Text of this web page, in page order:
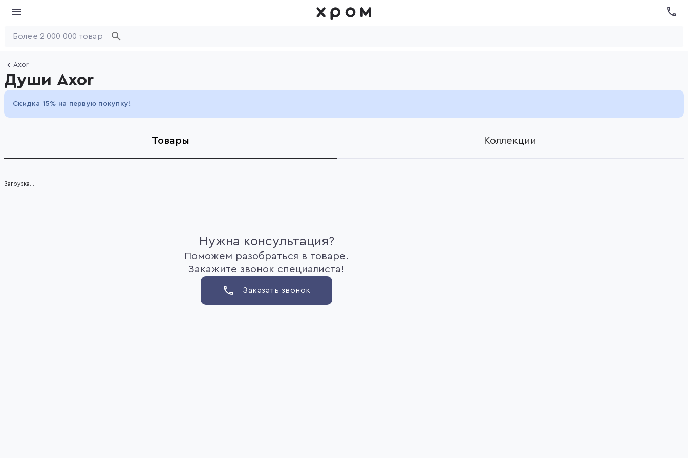
Axor
Души Axor
Скидка 15% на первую покупку!
Товары Коллекции
Загрузка...
Нужна консультация?
Поможем разобраться в товаре.
Закажите звонок специалиста!
Заказать звонок